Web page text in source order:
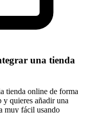
una tienda
tienda online de forma
quieres añadir una
muy fácil usando